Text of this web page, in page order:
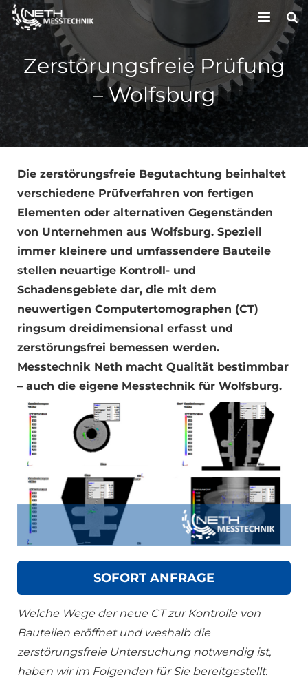
HOME
UNTERNEHMEN
LEISTUNGEN
KONTAKT
Zerstörungsfreie Prüfung
– Wolfsburg
Die zerstörungsfreie Begutachtung beinhaltet
verschiedene Prüfverfahren von fertigen
Elementen oder alternativen Gegenständen
von Unternehmen aus Wolfsburg. Speziell
immer kleinere und umfassendere Bauteile
stellen neuartige Kontroll- und
Schadensgebiete dar, die mit dem
neuwertigen Computertomographen (CT)
ringsum dreidimensional erfasst und
zerstörungsfrei bemessen werden.
Messtechnik Neth macht Qualität bestimmbar
– auch die eigene Messtechnik für Wolfsburg.
SOFORT ANFRAGE
Welche Wege der neue CT zur Kontrolle von
Bauteilen eröffnet und weshalb die
zerstörungsfreie Untersuchung notwendig ist,
haben wir im Folgenden für Sie bereitgestellt.